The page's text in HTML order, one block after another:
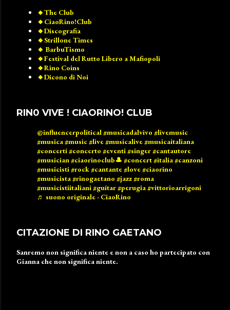
🔸️The Club
🔸️CiaoRino!Club
🔸️Discografia
🔸️Strillone Times
🔸️ BarbuTismo
🔸️Festival del Rutto Libero a Mafiopoli
🔸️Rino Coins
🔸️Dicono di Noi
RIN0 VIVE ! CIAORINO! CLUB
@influencerpolitical#musicadalvivo #livemusic
#musica#music#live#musicalive#musicaitaliana
#concerti#concerto #eventi#singer#cantautore
#musician#ciaorinoclub🎩 #concert#italia#canzoni
#musicisti#rock#cantante#love#ciaorino
#musicista#rinogaetano #jazz#roma
#musicistiitaliani#guitar#perugia#vittorioarrigoni
♬ suono originale - CiaoRino
CITAZIONE DI RINO GAETANO
Sanremo non significa niente e non a caso ho partecipato con
Gianna che non significa niente.